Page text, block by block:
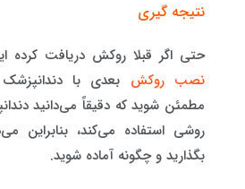
نتیجه گیری
حتی اگر قبلا روکش دریافت کرده
نصب روکش بعدی با
مطمئن شوید که دقیقاً می‌دانید
روشی استفاده می‌کند، بنابراین
بگذارید و چگونه آماده شوید.